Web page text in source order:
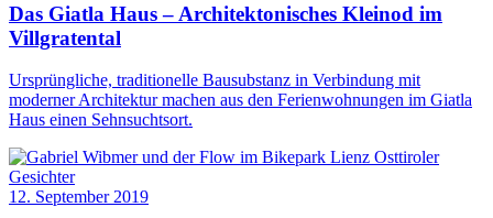
Das Giatla Haus – Architektonisches Kleinod im
Villgratental
Ursprüngliche, traditionelle Bausubstanz in Verbindung mit
moderner Architektur machen aus den Ferienwohnungen im Giatla
Haus einen Sehnsuchtsort.
Osttiroler
Gesichter
12. September 2019